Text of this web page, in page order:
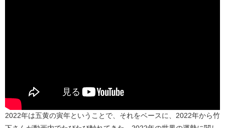
2022年は五黄の寅年ということで、それをベースに、2022年から竹